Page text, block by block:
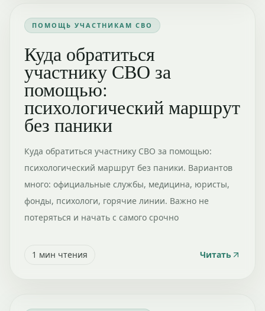
ПОМОЩЬ УЧАСТНИКАМ СВО
Куда обратиться
участнику СВО за
помощью:
психологический маршрут
без паники
Куда обратиться участнику СВО за помощью:
психологический маршрут без паники. Вариантов
много: официальные службы, медицина, юристы,
фонды, психологи, горячие линии. Важно не
потеряться и начать с самого срочно
1 мин чтения Читать